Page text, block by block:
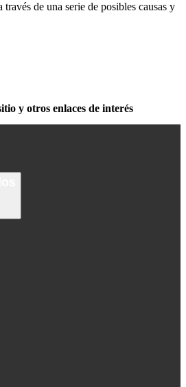
de una serie de posibles causas y
y otros enlaces de interés